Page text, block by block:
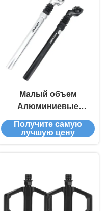
Малый объем
Алюминиевые
велосипедные
сиденья Посты
Получите самую
лучшую цену